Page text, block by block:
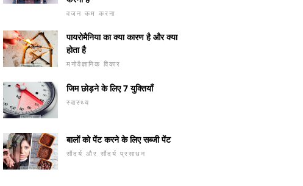
वजन कम करना
पायरोमैनिया का क्या कारण है और क्या
होता है
मनोवैज्ञानिक विकार
जिम छोड़ने के लिए 7 युक्तियाँ
स्वास्थ्य
बालों को पेंट करने के लिए सब्जी पेंट
सौंदर्य और सौंदर्य प्रसाधन